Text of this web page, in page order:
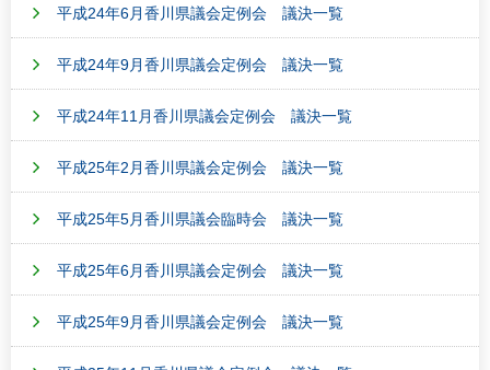
平成24年6月香川県議会定例会 議決一覧
平成24年9月香川県議会定例会 議決一覧
平成24年11月香川県議会定例会 議決一覧
平成25年2月香川県議会定例会 議決一覧
平成25年5月香川県議会臨時会 議決一覧
平成25年6月香川県議会定例会 議決一覧
平成25年9月香川県議会定例会 議決一覧